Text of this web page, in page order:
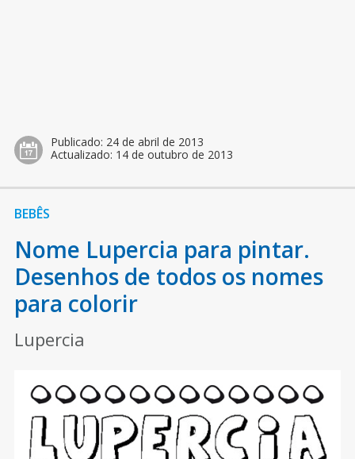
Publicado: 24 de abril de 2013
Actualizado: 14 de outubro de 2013
BEBÊS
Nome Lupercia para pintar.
Desenhos de todos os nomes
para colorir
Lupercia